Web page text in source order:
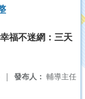
福不迷網：三天
發布人： 輔導主任
|